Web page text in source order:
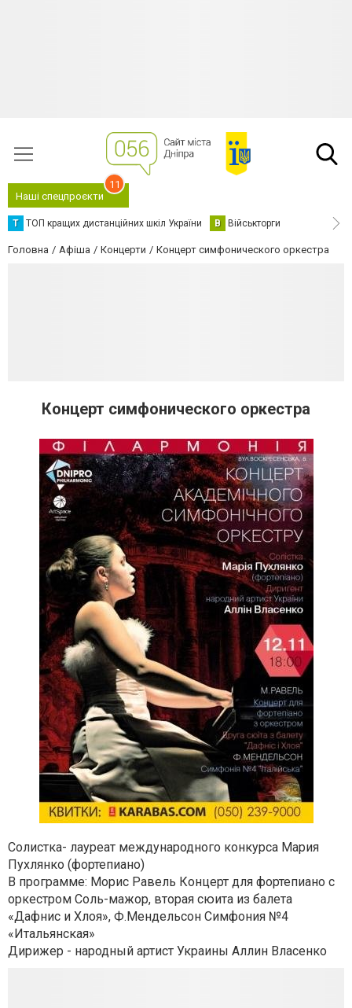
Наші спецпроєкти
11
Т ТОП кращих дистанційних шкіл України В Військторги
Головна Афіша Концерти Концерт симфонического оркестра
Концерт симфонического оркестра
Солистка- лауреат международного конкурса Мария
Пухлянко (фортепиано)
В программе: Морис Равель Концерт для фортепиано с
оркестром Соль-мажор, вторая сюита из балета
«Дафнис и Хлоя», Ф.Мендельсон Симфония №4
«Итальянская»
Дирижер - народный артист Украины Аллин Власенко